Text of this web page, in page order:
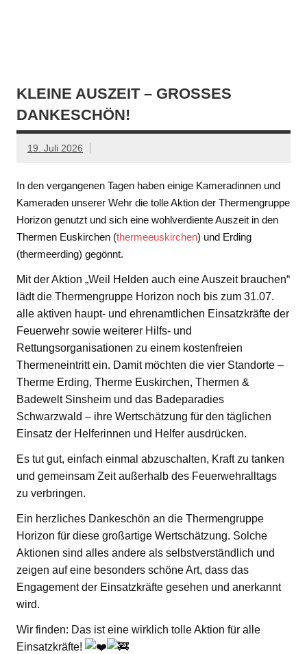
KLEINE AUSZEIT – GROSSES D
ANKESCHÖN!
19. Juli 2026
In den vergangenen Tagen haben einige Kameradinnen und
Kameraden unserer Wehr die tolle Aktion der Thermengruppe
Horizon genutzt und sich eine wohlverdiente Auszeit in den
Thermen Euskirchen (thermeeuskirchen) und Erding
(thermeerding) gegönnt.
Mit der Aktion „Weil Helden auch eine Auszeit brauchen“
lädt die Thermengruppe Horizon noch bis zum 31.07.
alle aktiven haupt- und ehrenamtlichen Einsatzkräfte der
Feuerwehr sowie weiterer Hilfs- und
Rettungsorganisationen zu einem kostenfreien
Thermeneintritt ein. Damit möchten die vier Standorte –
Therme Erding, Therme Euskirchen, Thermen &
Badewelt Sinsheim und das Badeparadies
Schwarzwald – ihre Wertschätzung für den täglichen
Einsatz der Helferinnen und Helfer ausdrücken.
Es tut gut, einfach einmal abzuschalten, Kraft zu tanken
und gemeinsam Zeit außerhalb des Feuerwehralltags
zu verbringen.
Ein herzliches Dankeschön an die Thermengruppe
Horizon für diese großartige Wertschätzung. Solche
Aktionen sind alles andere als selbstverständlich und
zeigen auf eine besonders schöne Art, dass das
Engagement der Einsatzkräfte gesehen und anerkannt
wird.
Wir finden: Das ist eine wirklich tolle Aktion für alle
Einsatzkräfte!